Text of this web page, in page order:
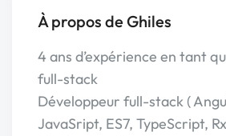
À propos de Ghiles
4 ans d’expérience en tant
full-stack
Développeur full-stack (
JavaSript, ES7, TypeScript,